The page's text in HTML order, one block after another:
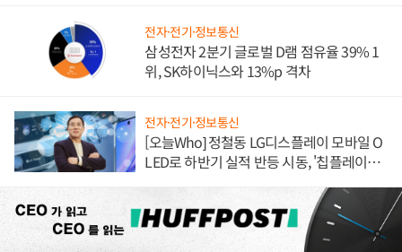
전자·전기·정보통신
삼성전자 2분기 글로벌 D램 점유율 39% 1
위, SK하이닉스와 13%p 격차
전자·전기·정보통신
[오늘Who] 정철동 LG디스플레이 모바일 O
LED로 하반기 실적 반등 시동, '칩플레이